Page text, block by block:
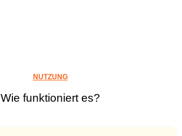
NUTZUNG
Wie funktioniert es?